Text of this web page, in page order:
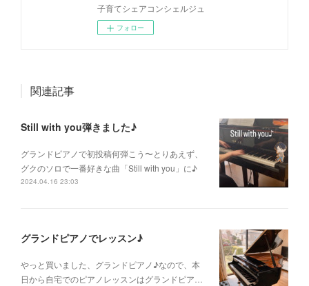
子育てシェアコンシェルジュ
フォロー
関連記事
Still with you弾きました♪
グランドピアノで初投稿何弾こう〜とりあえず、
グクのソロで一番好きな曲「Still with you」に♪
2024.04.16 23:03
グランドピアノでレッスン♪
やっと買いました、グランドピアノ♪なので、本
日から自宅でのピアノレッスンはグランドピア…